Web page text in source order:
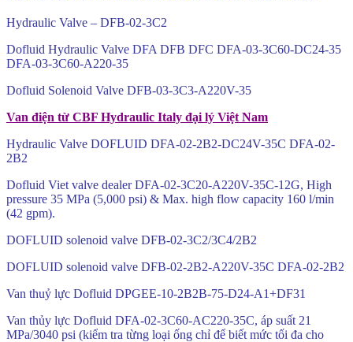
Hydraulic Valve – DFB-02-3C2
Dofluid Hydraulic Valve DFA DFB DFC DFA-03-3C60-DC24-35
DFA-03-3C60-A220-35
Dofluid Solenoid Valve DFB-03-3C3-A220V-35
Van điện từ CBF Hydraulic Italy đại lý Việt Nam
Hydraulic Valve DOFLUID DFA-02-2B2-DC24V-35C DFA-02-
2B2
Dofluid Viet valve dealer DFA-02-3C20-A220V-35C-12G, High
pressure 35 MPa (5,000 psi) & Max. high flow capacity 160 l/min
(42 gpm).
DOFLUID solenoid valve DFB-02-3C2/3C4/2B2
DOFLUID solenoid valve DFB-02-2B2-A220V-35C DFA-02-2B2
Van thuỷ lực Dofluid DPGEE-10-2B2B-75-D24-A1+DF31
Van thủy lực Dofluid DFA-02-3C60-AC220-35C, áp suất 21
MPa/3040 psi (kiểm tra từng loại ống chỉ để biết mức tối đa cho